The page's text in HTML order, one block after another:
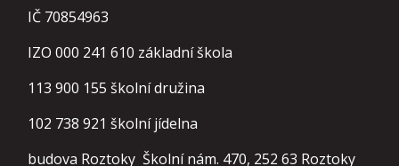
IČ 70854963
IZO 000 241 610 základní škola
113 900 155 školní družina
102 738 921 školní jídelna
budova Roztoky Školní nám. 470, 252 63 Roztoky